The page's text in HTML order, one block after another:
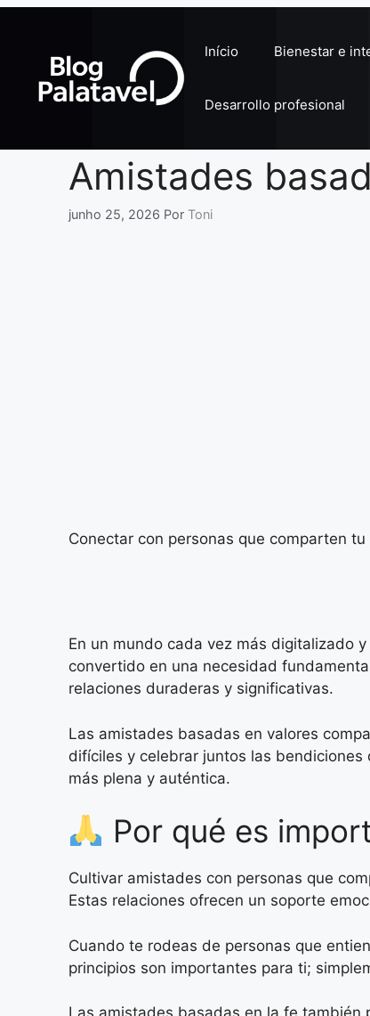
conteúdo
Início Bienestar e
Desarrollo profesional
Amistades
junho 25, 2026 Por Toni
Conectar con personas que comparten
En un mundo cada vez más digitalizado
convertido en una necesidad
relaciones duraderas y significativas.
Las amistades basadas en valores
difíciles y celebrar juntos las
más plena y auténtica.
Por qué es
Cultivar amistades con personas que
Estas relaciones ofrecen un soporte
Cuando te rodeas de personas que
principios son importantes para ti;